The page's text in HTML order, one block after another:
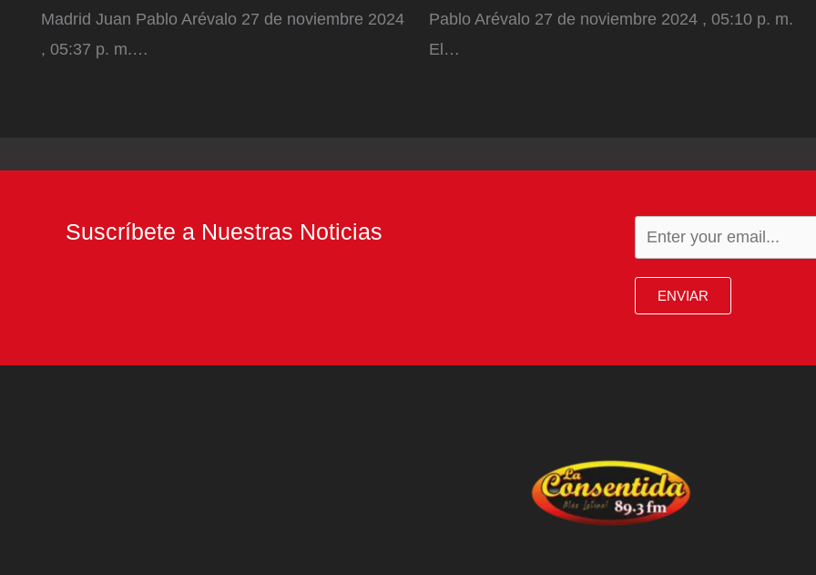
Madrid Juan Pablo Arévalo 27 de noviembre 2024
, 05:37 p. m.…
Pablo Arévalo 27 de noviembre 2024 , 05:10 p. m.
El…
Suscríbete a Nuestras Noticias
ENVIAR